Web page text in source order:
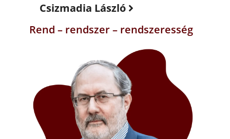
Csizmadia László
Rend – rendszer – rendszeresség